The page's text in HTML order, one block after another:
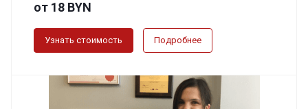
от 18 BYN
Узнать стоимость Подробнее